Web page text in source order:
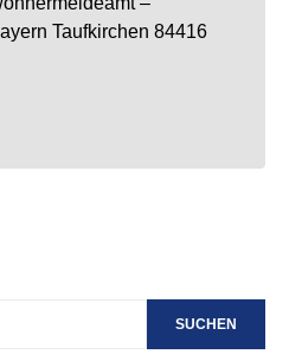
Taufkirchen 84416
SUCHEN